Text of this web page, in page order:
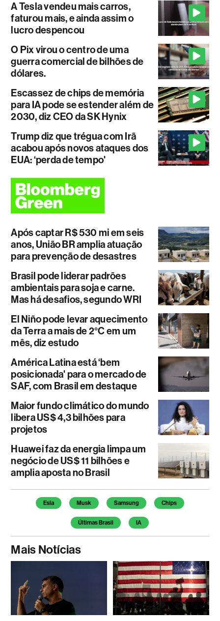
A Tesla vendeu mais carros,
faturou mais, e ainda assim o
lucro despencou
O Pix virou o centro de uma
guerra comercial de bilhões de
dólares.
Escassez de chips de memória
para IA pode se estender além de
2030, diz CEO da SK Hynix
Trump diz que trégua com Irã
acabou após novos ataques dos
EUA: ‘perda de tempo'
Após captar R$ 530 mi em seis
anos, União BR amplia atuação
para prevenção de desastres
Brasil pode liderar padrões
ambientais para soja e carne.
Mas há desafios, segundo WRI
El Niño pode levar aquecimento
da Terra a mais de 2°C em um
mês, diz estudo
América Latina está ‘bem
posicionada' para o mercado de
SAF, com Brasil em destaque
Maior fundo climático do mundo
libera US$ 4,3 bilhões para
projetos
Huawei faz da energia limpa um
negócio de US$ 11 bilhões e
amplia aposta no Brasil
Temas deste artigo
Esla Musk Samsung Chips
Últimas Brasil IA
Mais Notícias